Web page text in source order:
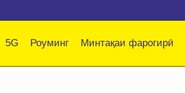
5G Роуминг Минтақаи фарогирӣ